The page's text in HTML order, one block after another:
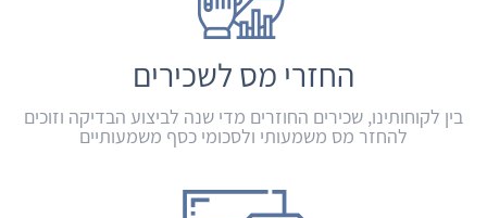
החזרי מס לשכירים
בין לקוחותינו, שכירים החוזרים מדי שנה לביצוע הבדיקה וזוכים
להחזר מס משמעותי ולסכומי כסף משמעותיים